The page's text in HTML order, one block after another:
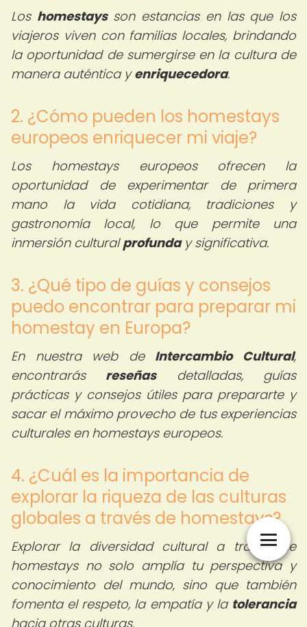
Los homestaysson estancias en las que los
viajeros viven con familias locales, brindando
la oportunidad de sumergirse en la cultura de
manera auténtica yenriquecedora.
2. ¿Cómo pueden los homestays
europeos enriquecer mi viaje?
Los homestays europeos ofrecen la
oportunidad de experimentar de primera
mano la vida cotidiana, tradiciones y
gastronomía local, lo que permite una
inmersión culturalprofunday significativa.
3. ¿Qué tipo de guías y consejos
puedo encontrar para preparar mi
homestay en Europa?
En nuestra web de Intercambio Cultural,
encontrarás reseñasdetalladas, guías
prácticas y consejos útiles para prepararte y
sacar el máximo provecho de tus experiencias
culturales en homestays europeos.
4. ¿Cuál es la importancia de
explorar la riqueza de las culturas
globales a través de homestays?
Explorar la diversidad cultural a través de
homestays no solo amplía tu perspectiva y
conocimiento del mundo, sino que también
fomenta el respeto, la empatía y la tolerancia
hacia otras culturas.